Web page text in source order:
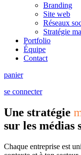
Branding
Site web
Réseaux
Stratégie
Portfolio
Équipe
Contact
panier
se connecter
Une stratégie
sur les médias
Chaque entreprise est